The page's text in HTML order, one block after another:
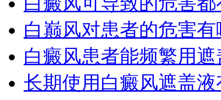
白巅风对患者的危害
白癜风患者能频繁用
长期使用白癜风遮盖